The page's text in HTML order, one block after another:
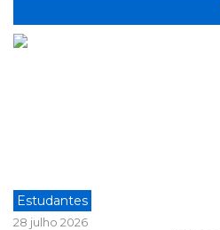
Estudantes
28 julho 2026